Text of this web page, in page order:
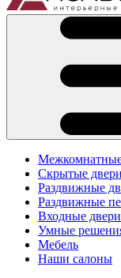
Скрытые двери
Раздвижные
Раздвижные
Входные двери
Умные
Мебель
Наши салоны